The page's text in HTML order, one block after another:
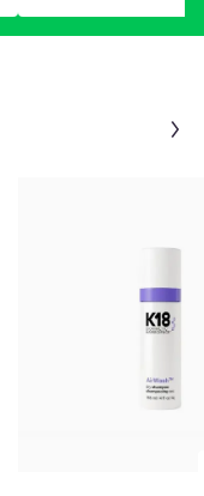
i A4-